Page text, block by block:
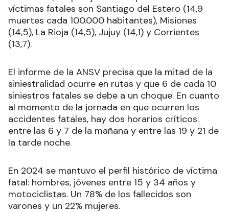
víctimas fatales son Santiago del Estero (14,9
muertes cada 100.000 habitantes), Misiones
(14,5), La Rioja (14,5), Jujuy (14,1) y Corrientes
(13,7).
El informe de la ANSV precisa que la mitad de la
siniestralidad ocurre en rutas y que 6 de cada 10
siniestros fatales se debe a un choque. En cuanto
al momento de la jornada en que ocurren los
accidentes fatales, hay dos horarios críticos:
entre las 6 y 7 de la mañana y entre las 19 y 21 de
la tarde noche.
En 2024 se mantuvo el perfil histórico de víctima
fatal: hombres, jóvenes entre 15 y 34 años y
motociclistas. Un 78% de los fallecidos son
varones y un 22% mujeres.